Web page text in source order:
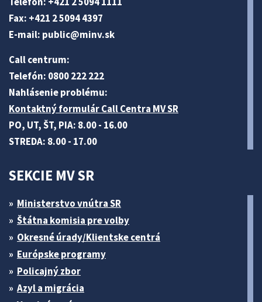
Fax: +421 2 5094 4397
E-mail: public@minv.sk
Call centrum:
Telefón: 0800 222 222
Nahlásenie problému:
Kontaktný formulár Call Centra MV SR
PO, UT, ŠT, PIA: 8.00 - 16.00
STREDA: 8.00 - 17.00
SEKCIE MV SR
Ministerstvo vnútra SR
Štátna komisia pre volby
Okresné úrady/Klientske centrá
Európske programy
Policajný zbor
Azyl a migrácia